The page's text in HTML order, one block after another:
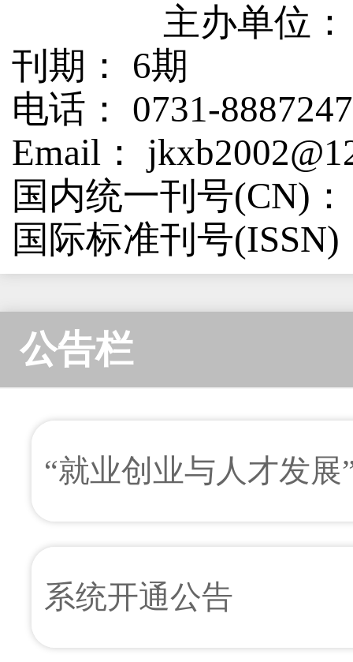
主办单位
刊期： 6期
电话： 0731-
Email：
国内统一刊号(CN)
国际标准刊号(ISSN)
公告栏
“就业创业与人才发
系统开通公告